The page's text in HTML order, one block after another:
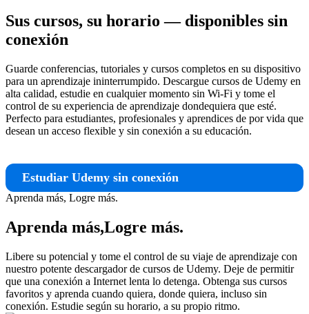
Sus cursos, su horario — disponibles sin
conexión
Guarde conferencias, tutoriales y cursos completos en su dispositivo
para un aprendizaje ininterrumpido. Descargue cursos de Udemy en
alta calidad, estudie en cualquier momento sin Wi-Fi y tome el
control de su experiencia de aprendizaje dondequiera que esté.
Perfecto para estudiantes, profesionales y aprendices de por vida que
desean un acceso flexible y sin conexión a su educación.
Estudiar Udemy sin conexión
Aprenda más, Logre más.
Aprenda más,Logre más.
Libere su potencial y tome el control de su viaje de aprendizaje con
nuestro potente descargador de cursos de Udemy. Deje de permitir
que una conexión a Internet lenta lo detenga. Obtenga sus cursos
favoritos y aprenda cuando quiera, donde quiera, incluso sin
conexión. Estudie según su horario, a su propio ritmo.